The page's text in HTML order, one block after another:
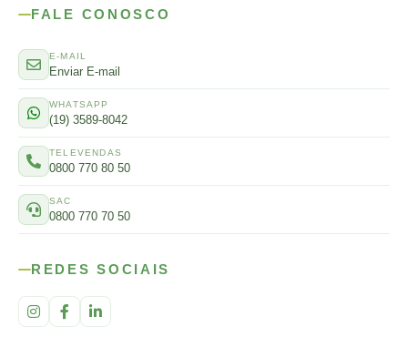
FALE CONOSCO
E-MAIL
Enviar E-mail
WHATSAPP
(19) 3589-8042
TELEVENDAS
0800 770 80 50
SAC
0800 770 70 50
REDES SOCIAIS